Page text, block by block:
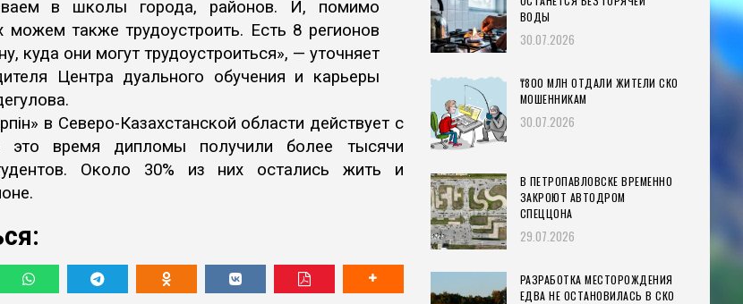
в школы города, районов. И, помимо
можем также трудоустроить. Есть 8 регионов
куда они могут трудоустроиться», — уточняет
Центра дуального обучения и карьеры
в Северо-Казахстанской области действует с
это время дипломы получили более тысячи
Около 30% из них остались жить и
ВОДЫ
30.07.2026
₸800 МЛН ОТДАЛИ ЖИТЕЛИ СКО
МОШЕННИКАМ
30.07.2026
В ПЕТРОПАВЛОВСКЕ ВРЕМЕННО
ЗАКРОЮТ АВТОДРОМ
СПЕЦЦОНА
29.07.2026
РАЗРАБОТКА МЕСТОРОЖДЕНИЯ
ЕДВА НЕ ОСТАНОВИЛАСЬ В СКО